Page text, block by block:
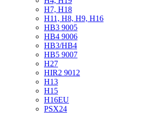
H7, H18
H11, H8, H9, H16
HB3 9005
HB4 9006
HB3/HB4
HB5 9007
H27
HIR2 9012
H13
H15
H16EU
PSX24